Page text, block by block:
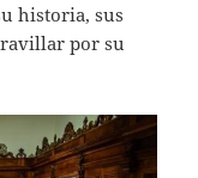
historia, sus
por su